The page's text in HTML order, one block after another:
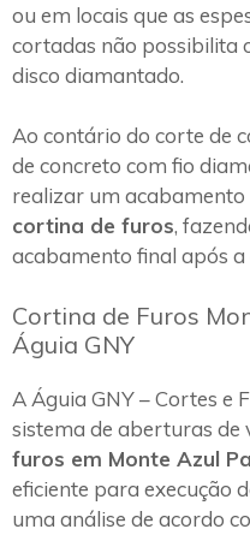
ou em locais que as
cortadas não possibilita
disco diamantado.
Ao contário do corte de
de concreto com fio
realizar um
cortina de furos,
acabamento final após
Cortina de Furos
Águia GNY
A Águia GNY – Cortes e
sistema de aberturas de
furos em Monte Azul
eficiente para execução
uma análise de acordo